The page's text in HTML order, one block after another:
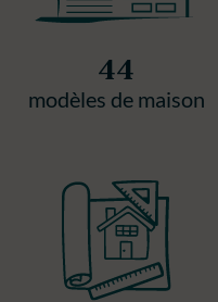
44
modèles de maison